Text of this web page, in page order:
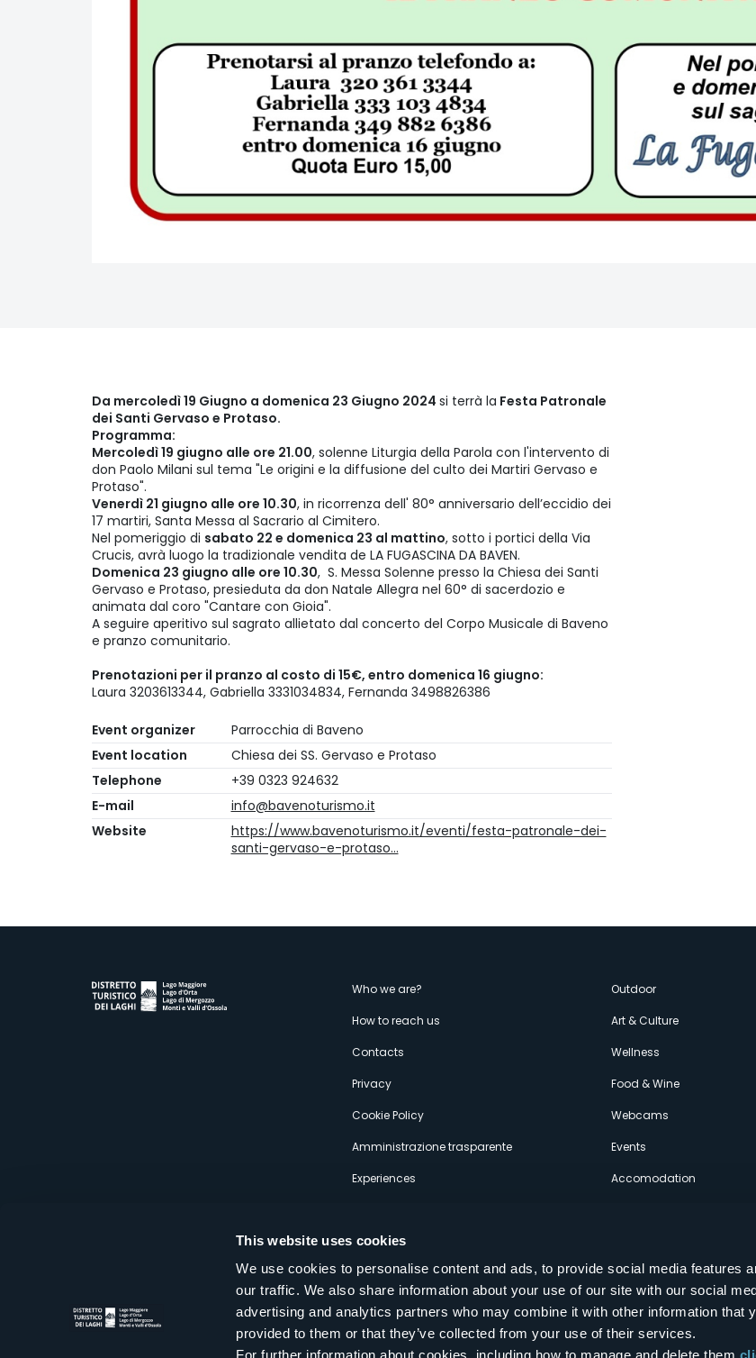
This website uses cookies
We use cookies to personalise content and ads, to provide social media features
our traffic. We also share information about your use of our site with our social
advertising and analytics partners who may combine it with other information that
provided to them or that they’ve collected from your use of their services.
Da mercoledì 19 Giugno a domenica 23 Giugno 2024 si terrà la Festa Patronale
dei Santi Gervaso e Protaso.
Programma:
Mercoledì 19 giugno alle ore 21.00, solenne Liturgia della Parola con l'intervento di
don Paolo Milani sul tema "Le origini e la diffusione del culto dei Martiri Gervaso e
Protaso".
Venerdì 21 giugno alle ore 10.30, in ricorrenza dell' 80° anniversario dell’eccidio dei
17 martiri, Santa Messa al Sacrario al Cimitero.
Nel pomeriggio di sabato 22 e domenica 23 al mattino, sotto i portici della Via
Crucis, avrà luogo la tradizionale vendita de LA FUGASCINA DA BAVEN.
Domenica 23 giugno alle ore 10.30, S. Messa Solenne presso la Chiesa dei Santi
Gervaso e Protaso, presieduta da don Natale Allegra nel 60° di sacerdozio e
animata dal coro "Cantare con Gioia".
A seguire aperitivo sul sagrato allietato dal concerto del Corpo Musicale di Baveno
e pranzo comunitario.
Prenotazioni per il pranzo al costo di 15€, entro domenica 16 giugno:
Laura 3203613344, Gabriella 3331034834, Fernanda 3498826386
Event organizer
Parrocchia di Baveno
Event location
Chiesa dei SS. Gervaso e Protaso
Telephone
+39 0323 924632
E-mail
info@bavenoturismo.it
Website
https://www.bavenoturismo.it/eventi/festa-patronale-dei-
santi-gervaso-e-protaso…
Menù
secondario
Who we are?
How to reach us
Contacts
Privacy
Cookie Policy
Amministrazione trasparente
Experiences
Outdoor
Art & Culture
Wellness
Food & Wine
Webcams
Events
Accomodation
Distretto Turistico dei Laghi Scrl
Sede legale e operativa: Corso Italia 26 - 28838 Stresa VB - Italy
infoturismo@distrettolaghi.itedistrettolaghi@legalmail.it
Follow us on our social